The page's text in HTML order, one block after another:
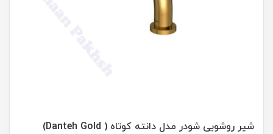
شیر روشویی شودر مدل دانته کوتاه ( Danteh Gold)